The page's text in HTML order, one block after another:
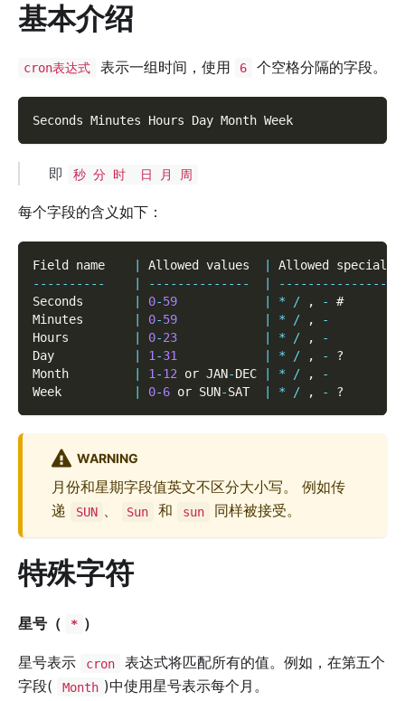
基本介绍
cron表达式 表示一组时间，使用 6 个空格分隔的字段。
Seconds Minutes Hours Day Month Week
即 秒 分 时 日 月 周
每个字段的含义如下：
Field name Allowed values
Allowed special
-- -- -- -- -- -- -- -- -- -- -- -- -- -- -- -- -- -- -- --
Seconds
0-59 * / , -
#
Minutes
0-59 * / ,
-
Hours
0-23 * / ,
-
Day
1-31 * / , -
?
Month
1-12 or JAN-DEC * / ,
-
Week
0-6 or SUN-SAT * / , - ?
WARNING
月份和星期字段值英文不区分大小写。 例如传
递
SUN 、 Sun 和 sun 同样被接受。
特殊字符
星号（ * ）
星号表示 cron
表达式将匹配所有的值。例如，在第五个
字段(
Month )中使用星号表示每个月。